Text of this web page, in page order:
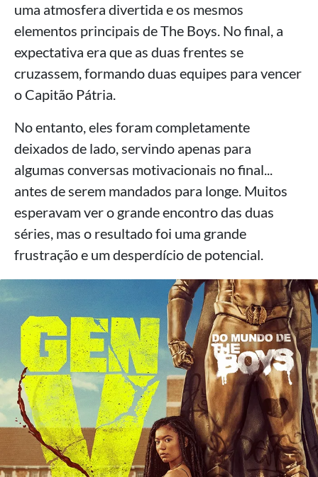
uma atmosfera divertida e os mesmos
elementos principais de The Boys. No final, a
expectativa era que as duas frentes se
cruzassem, formando duas equipes para vencer
o Capitão Pátria.
No entanto, eles foram completamente
deixados de lado, servindo apenas para
algumas conversas motivacionais no final...
antes de serem mandados para longe. Muitos
esperavam ver o grande encontro das duas
séries, mas o resultado foi uma grande
frustração e um desperdício de potencial.